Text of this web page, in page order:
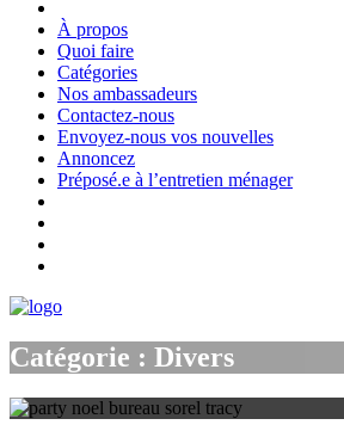
À propos
Quoi faire
Catégories
Nos ambassadeurs
Contactez-nous
Envoyez-nous vos nouvelles
Annoncez
Préposé.e à l’entretien ménager
Catégorie : Divers